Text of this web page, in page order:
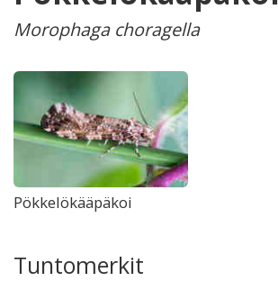
Morophaga choragella
Pökkelökääpäkoi
Tuntomerkit